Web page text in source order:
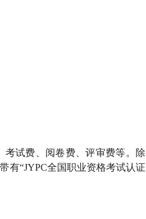
考试费、阅卷费、评审费等。除
有“JYPC全国职业资格考试认证